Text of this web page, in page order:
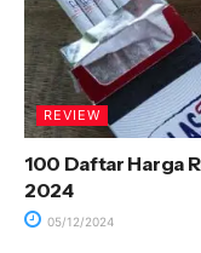
REVIEW
100 Daftar Harga
2024
05/12/2024